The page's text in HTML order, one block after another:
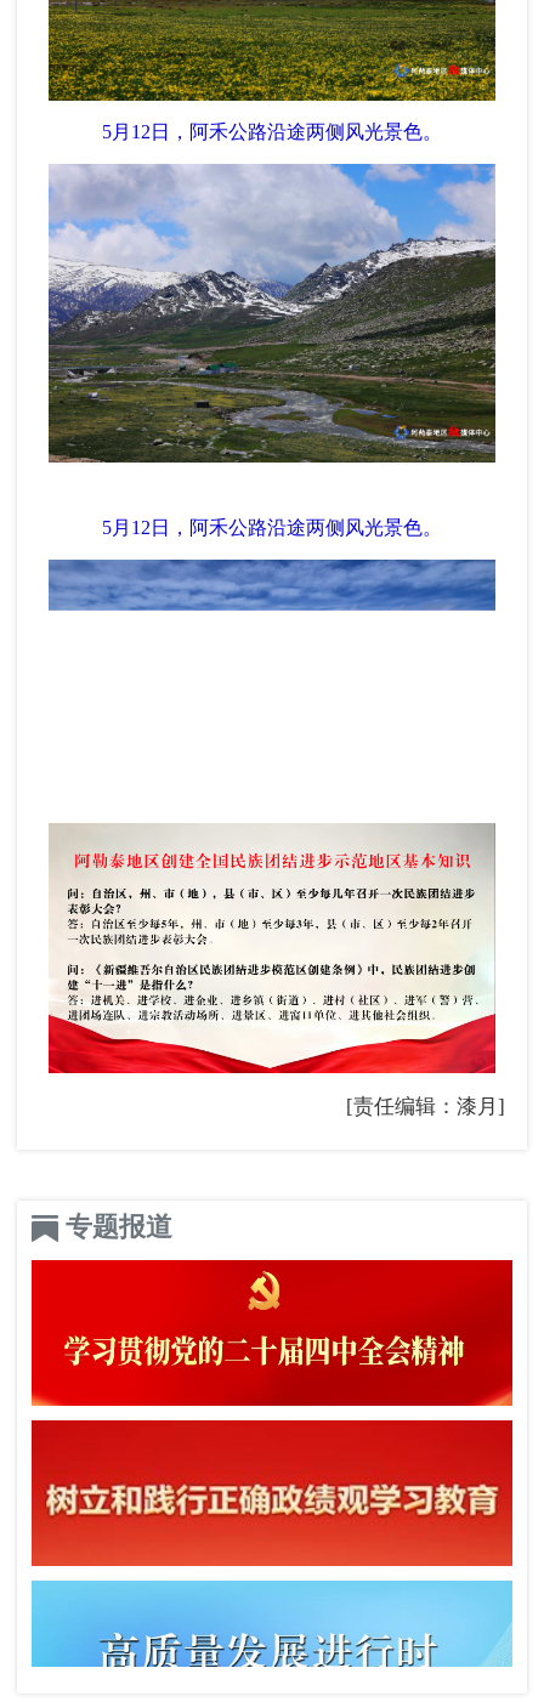
5月12日，阿禾公路沿途两侧风光景色。
5月12日，阿禾公路沿途两侧风光景色。
[责任编辑：漆月]
专题报道